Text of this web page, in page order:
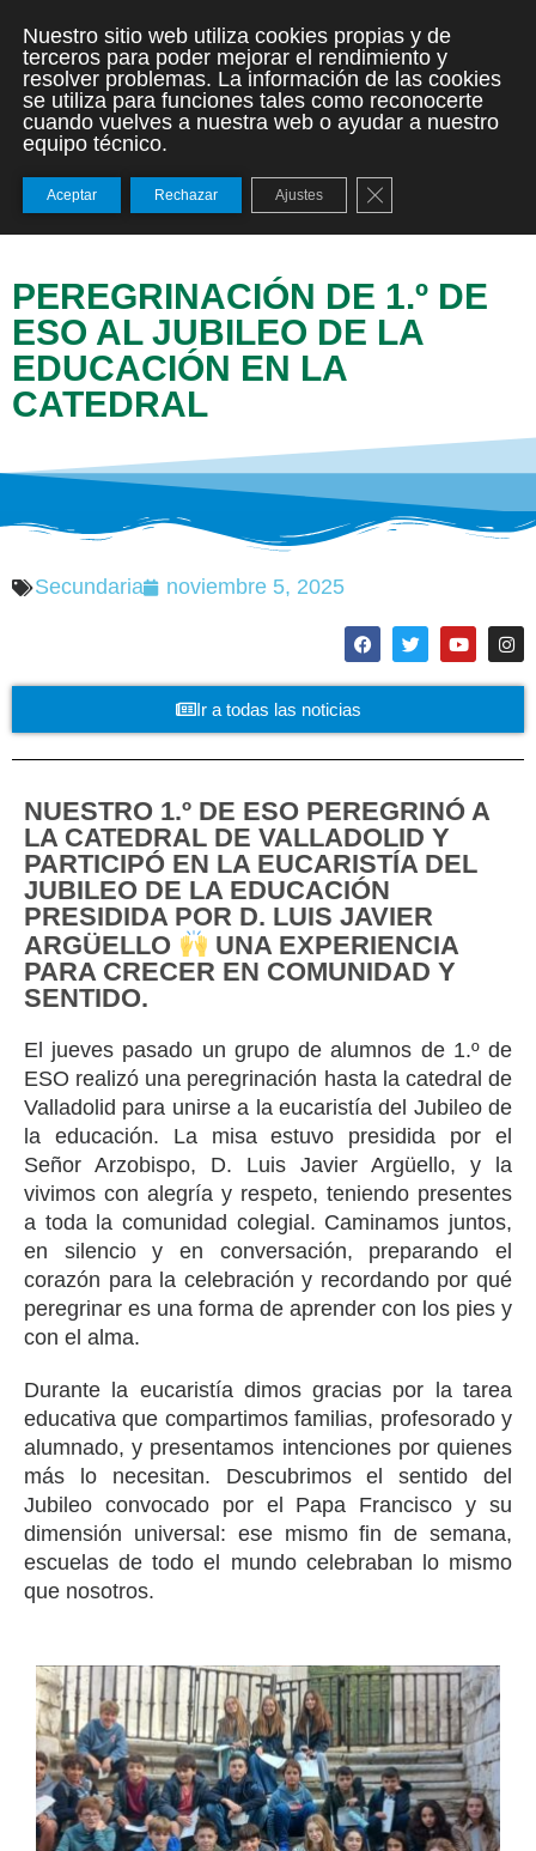
PEREGRINACIÓN DE 1.º DE
ESO AL JUBILEO DE LA
EDUCACIÓN EN LA
CATEDRAL
Secundaria noviembre 5, 2025
Ir a todas las noticias
NUESTRO 1.º DE ESO PEREGRINÓ A
LA CATEDRAL DE VALLADOLID Y
PARTICIPÓ EN LA EUCARISTÍA DEL
JUBILEO DE LA EDUCACIÓN
PRESIDIDA POR D. LUIS JAVIER
ARGÜELLO
UNA EXPERIENCIA
PARA CRECER EN COMUNIDAD Y
SENTIDO.
El jueves pasado un grupo de alumnos de 1.º de
ESO realizó una peregrinación hasta la catedral de
Valladolid para unirse a la eucaristía del Jubileo de
la educación. La misa estuvo presidida por el
Señor Arzobispo, D. Luis Javier Argüello, y la
vivimos con alegría y respeto, teniendo presentes
a toda la comunidad colegial. Caminamos juntos,
en silencio y en conversación, preparando el
corazón para la celebración y recordando por qué
peregrinar es una forma de aprender con los pies y
con el alma.
Durante la eucaristía dimos gracias por la tarea
educativa que compartimos familias, profesorado y
alumnado, y presentamos intenciones por quienes
más lo necesitan. Descubrimos el sentido del
Jubileo convocado por el Papa Francisco y su
dimensión universal: ese mismo fin de semana,
escuelas de todo el mundo celebraban lo mismo
que nosotros.
Nuestro sitio web utiliza cookies propias y de
terceros para poder mejorar el rendimiento y
resolver problemas. La información de las cookies
se utiliza para funciones tales como reconocerte
cuando vuelves a nuestra web o ayudar a nuestro
equipo técnico.
Aceptar Rechazar Ajustes Cerrar el banner de